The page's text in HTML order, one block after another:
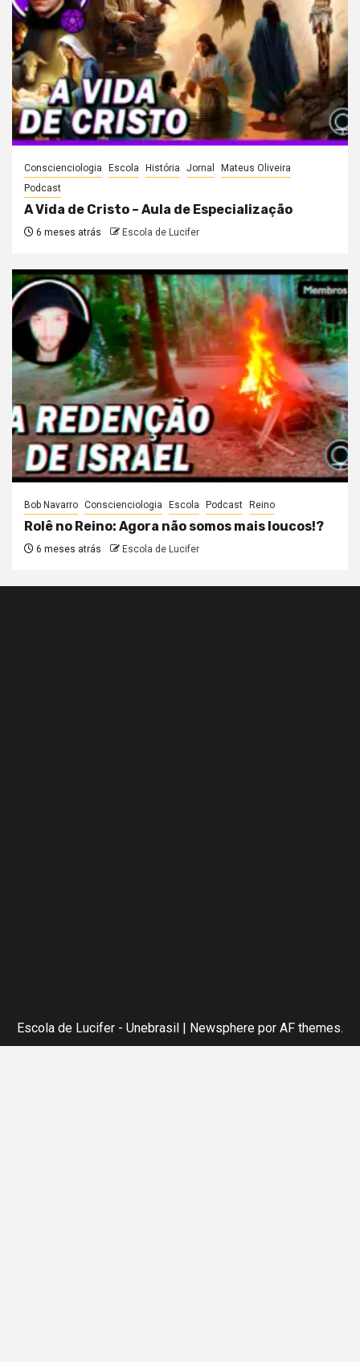
Conscienciologia Escola História Jornal
Mateus Oliveira
Podcast
A Vida de Cristo – Aula de Especialização
6 meses atrás Escola de Lucifer
Bob Navarro Conscienciologia Escola Podcast Reino
Rolê no Reino: Agora não somos mais loucos!?
6 meses atrás Escola de Lucifer
Escola de Lucifer - Unebrasil Newsphere por AF themes.